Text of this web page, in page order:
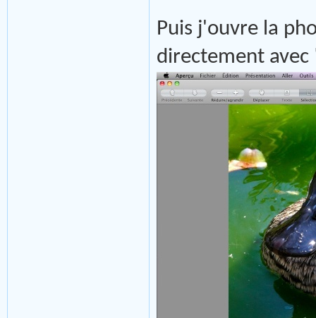
Puis j'ouvre la
directement avec